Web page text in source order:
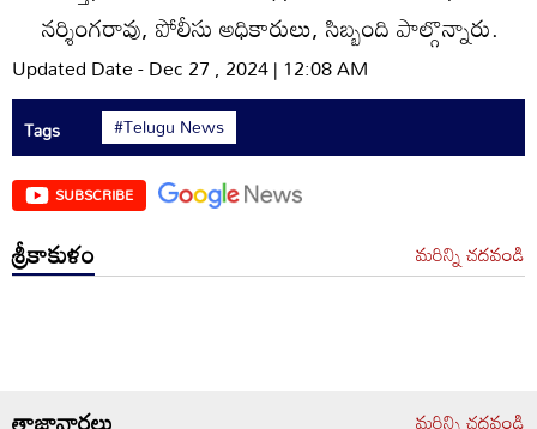
నర్శింగరావు, పోలీసు అధికారులు, సిబ్బంది పాల్గొన్నారు.
Updated Date - Dec 27 , 2024 | 12:08 AM
Tags #Telugu News
SUBSCRIBE
శ్రీకాకుళం మరిన్ని చదవండి